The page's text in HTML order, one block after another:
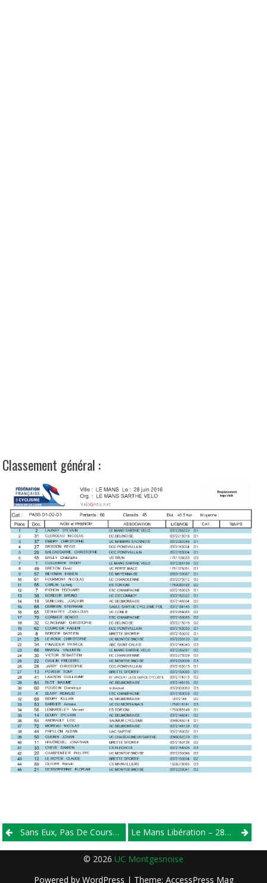
Classement général :
Post
navigation
Sans Eux, Pas De Courses Cyclistes … Le Mans Libération – 28/06/2016 – 1, 2, 3 Et Juniors
© 2026 UC Montgesnoise
Powered by WordPress | Theme: AccessPress Mag